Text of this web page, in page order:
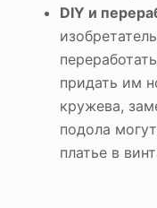
DIY и
придать им
кружева,
подола
платье в